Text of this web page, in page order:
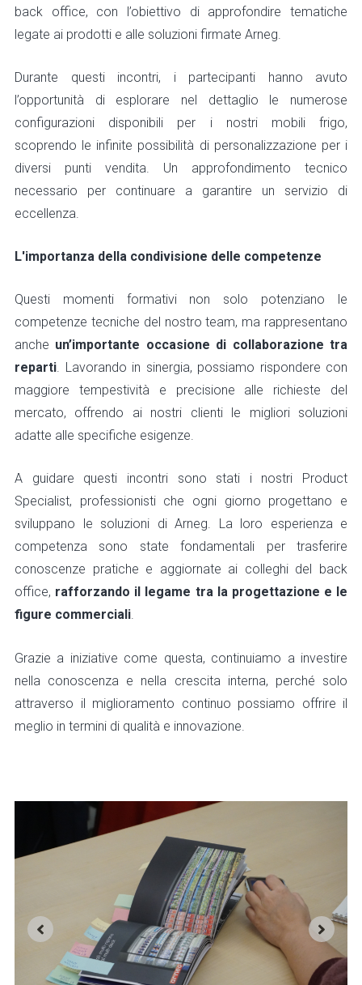
back office, con l’obiettivo di approfondire tematiche
legate ai prodotti e alle soluzioni firmate Arneg.
Durante questi incontri, i partecipanti hanno avuto
l’opportunità di esplorare nel dettaglio le numerose
configurazioni disponibili per i nostri mobili frigo,
scoprendo le infinite possibilità di personalizzazione per i
diversi punti vendita. Un approfondimento tecnico
necessario per continuare a garantire un servizio di
eccellenza.
L'importanza della condivisione delle competenze
Questi momenti formativi non solo potenziano le
competenze tecniche del nostro team, ma rappresentano
anche un’importante occasione di collaborazione tra
reparti. Lavorando in sinergia, possiamo rispondere con
maggiore tempestività e precisione alle richieste del
mercato, offrendo ai nostri clienti le migliori soluzioni
adatte alle specifiche esigenze.
A guidare questi incontri sono stati i nostri Product
Specialist, professionisti che ogni giorno progettano e
sviluppano le soluzioni di Arneg. La loro esperienza e
competenza sono state fondamentali per trasferire
conoscenze pratiche e aggiornate ai colleghi del back
office, rafforzando il legame tra la progettazione e le
figure commerciali.
Grazie a iniziative come questa, continuiamo a investire
nella conoscenza e nella crescita interna, perché solo
attraverso il miglioramento continuo possiamo offrire il
meglio in termini di qualità e innovazione.